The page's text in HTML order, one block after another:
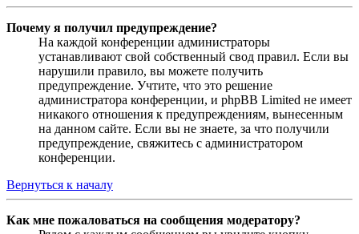
Почему я получил предупреждение?
На каждой конференции администраторы
устанавливают свой собственный свод правил. Если вы
нарушили правило, вы можете получить
предупреждение. Учтите, что это решение
администратора конференции, и phpBB Limited не имеет
никакого отношения к предупреждениям, вынесенным
на данном сайте. Если вы не знаете, за что получили
предупреждение, свяжитесь с администратором
конференции.
Вернуться к началу
Как мне пожаловаться на сообщения модератору?